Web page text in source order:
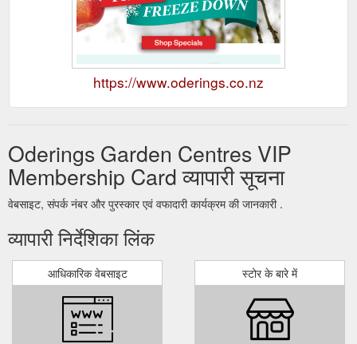
https://www.oderings.co.nz
Oderings Garden Centres VIP
Membership Card व्यापारी सूचना
वेबसाइट, संपर्क नंबर और पुरस्कार एवं वफादारी कार्यक्रम की जानकारी .
व्यापारी निर्देशिका लिंक
आधिकारिक वेबसाइट स्टोर के बारे में